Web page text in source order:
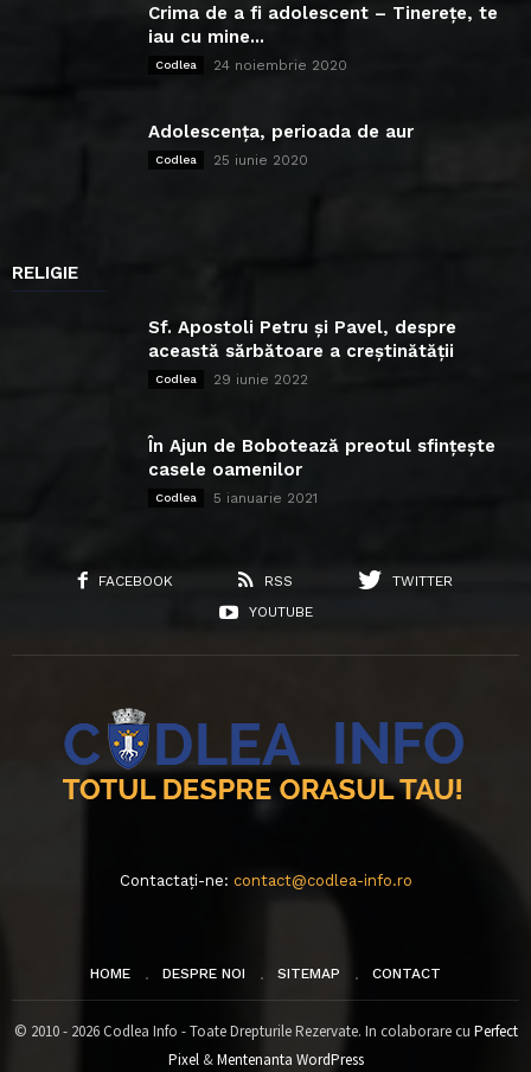
Crima de a fi adolescent – Tinerețe, te
iau cu mine...
Codlea 24 noiembrie 2020
Adolescența, perioada de aur
Codlea 25 iunie 2020
RELIGIE
Sf. Apostoli Petru și Pavel, despre
această sărbătoare a creștinătății
Codlea 29 iunie 2022
În Ajun de Bobotează preotul sfințește
casele oamenilor
Codlea 5 ianuarie 2021
FACEBOOK RSS
TWITTER
YOUTUBE
Contactați-ne: contact@codlea-info.ro
HOME DESPRE NOI SITEMAP CONTACT
© 2010 - 2026 Codlea Info - Toate Drepturile Rezervate. In colaborare cu Perfect
Pixel&Mentenanta WordPress